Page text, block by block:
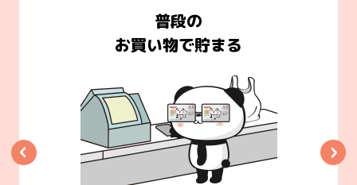
普段の
お買い物で貯まる